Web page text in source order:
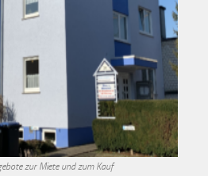
zur Miete und zum Kauf